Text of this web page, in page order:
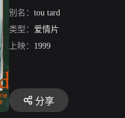
别名： tou tard
类型： 爱情片
上映： 1999
分享